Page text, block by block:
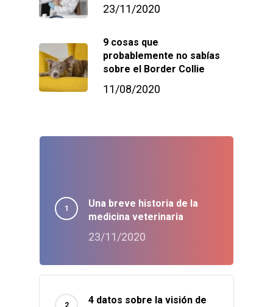
23/11/2020
9 cosas que
probablemente no sabías
sobre el Border Collie
11/08/2020
Una breve historia de la
medicina veterinaria
23/11/2020
4 datos sobre la visión de